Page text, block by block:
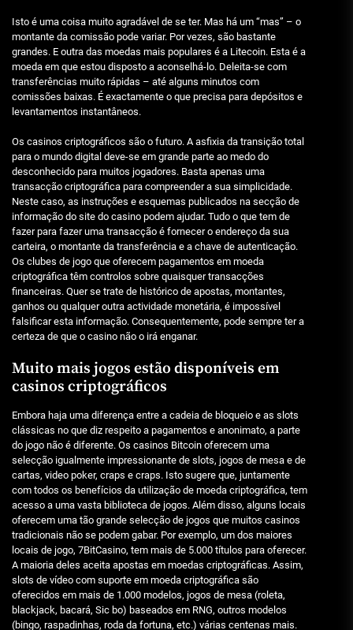
Isto é uma coisa muito agradável de se ter. Mas há um “mas” – o
montante da comissão pode variar. Por vezes, são bastante
grandes. E outra das moedas mais populares é a Litecoin. Esta é a
moeda em que estou disposto a aconselhá-lo. Deleita-se com
transferências muito rápidas – até alguns minutos com
comissões baixas. É exactamente o que precisa para depósitos e
levantamentos instantâneos.
Os casinos criptográficos são o futuro. A asfixia da transição total
para o mundo digital deve-se em grande parte ao medo do
desconhecido para muitos jogadores. Basta apenas uma
transacção criptográfica para compreender a sua simplicidade.
Neste caso, as instruções e esquemas publicados na secção de
informação do site do casino podem ajudar. Tudo o que tem de
fazer para fazer uma transacção é fornecer o endereço da sua
carteira, o montante da transferência e a chave de autenticação.
Os clubes de jogo que oferecem pagamentos em moeda
criptográfica têm controlos sobre quaisquer transacções
financeiras. Quer se trate de histórico de apostas, montantes,
ganhos ou qualquer outra actividade monetária, é impossível
falsificar esta informação. Consequentemente, pode sempre ter a
certeza de que o casino não o irá enganar.
Muito mais jogos estão disponíveis em
casinos criptográficos
Embora haja uma diferença entre a cadeia de bloqueio e as slots
clássicas no que diz respeito a pagamentos e anonimato, a parte
do jogo não é diferente. Os casinos Bitcoin oferecem uma
selecção igualmente impressionante de slots, jogos de mesa e de
cartas, video poker, craps e craps. Isto sugere que, juntamente
com todos os benefícios da utilização de moeda criptográfica, tem
acesso a uma vasta biblioteca de jogos. Além disso, alguns locais
oferecem uma tão grande selecção de jogos que muitos casinos
tradicionais não se podem gabar. Por exemplo, um dos maiores
locais de jogo, 7BitCasino, tem mais de 5.000 títulos para oferecer.
A maioria deles aceita apostas em moedas criptográficas. Assim,
slots de vídeo com suporte em moeda criptográfica são
oferecidos em mais de 1.000 modelos, jogos de mesa (roleta,
blackjack, bacará, Sic bo) baseados em RNG, outros modelos
(bingo, raspadinhas, roda da fortuna, etc.) várias centenas mais.